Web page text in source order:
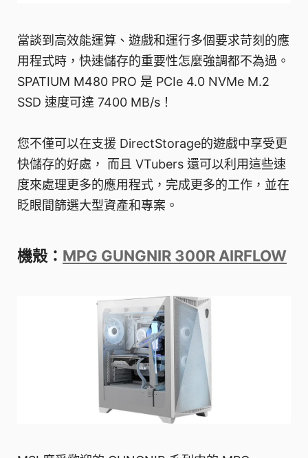
當談到高效能運算、遊戲和運行多個要求苛刻的應
用程式時，快速儲存的重要性怎麼強調都不為過。
SPATIUM M480 PRO 是 PCIe 4.0 NVMe M.2
SSD 速度可達 7400 MB/s！
您不僅可以在支援 DirectStorage的遊戲中享受更
快儲存的好處， 而且 VTubers 還可以利用這些速
度來處理更多的應用程式，完成更多的工作，並在
眨眼間篩選大型資產和專案。
機殼： MPG GUNGNIR 300R AIRFLOW